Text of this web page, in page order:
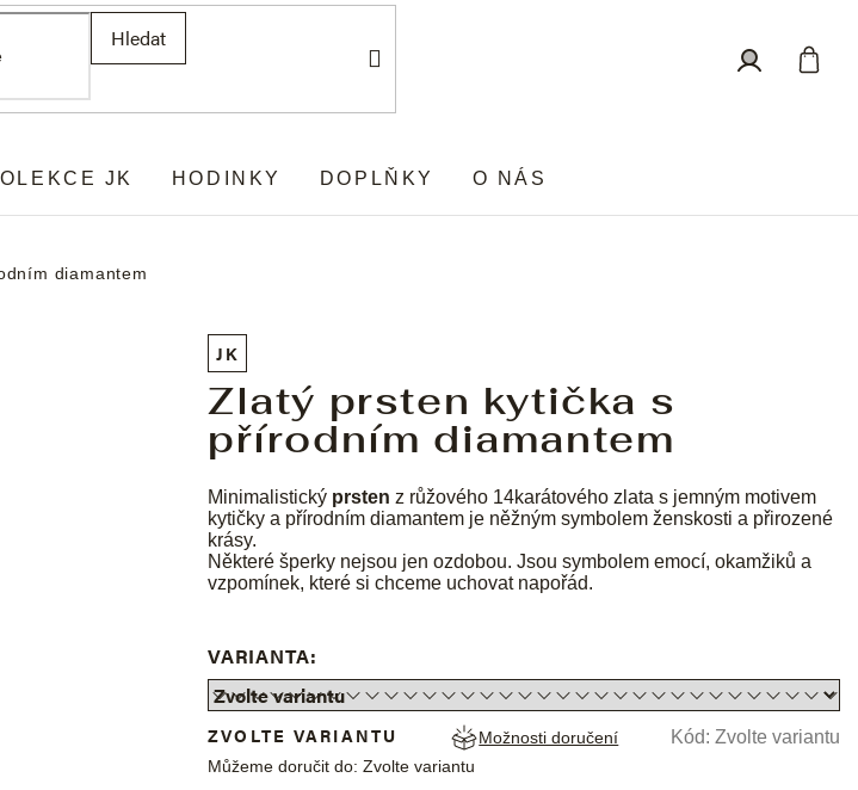
Hledat
JK HODINKY DOPLŇKY O NÁS
diamantem
JK
Zlatý prsten kytička s
přírodním diamantem
Minimalistický prsten z růžového 14karátového zlata s jemným motivem
kytičky a přírodním diamantem je něžným symbolem ženskosti a přirozené
krásy.
Některé šperky nejsou jen ozdobou. Jsou symbolem emocí, okamžiků a
vzpomínek, které si chceme uchovat napořád.
VARIANTA:
ZVOLTE VARIANTU
Můžeme doručit do: Zvolte variantu
Možnosti doručení Kód: Zvolte variantu